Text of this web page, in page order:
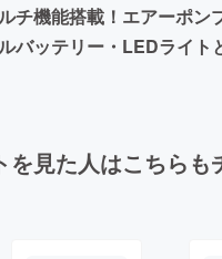
チ機能搭載！エアーポン
バッテリー・LEDライト
を見た人はこちらも